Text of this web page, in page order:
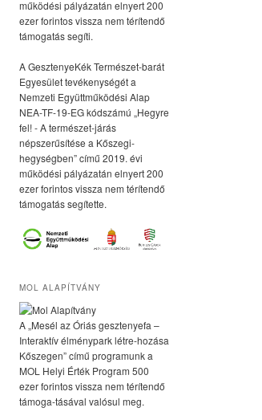
működési pályázatán elnyert 200
ezer forintos vissza nem térítendő
támogatás segíti.
A GesztenyeKék Természet-barát
Egyesület tevékenységét a
Nemzeti Együttműködési Alap
NEA-TF-19-EG kódszámú „Hegyre
fel! - A természet-járás
népszerűsítése a Kőszegi-
hegységben” című 2019. évi
működési pályázatán elnyert 200
ezer forintos vissza nem térítendő
támogatás segítette.
MOL ALAPÍTVÁNY
A „Mesél az Óriás gesztenyefa –
Interaktív élménypark létre-hozása
Kőszegen” című programunk a
MOL Helyi Érték Program 500
ezer forintos vissza nem térítendő
támoga-tásával valósul meg.